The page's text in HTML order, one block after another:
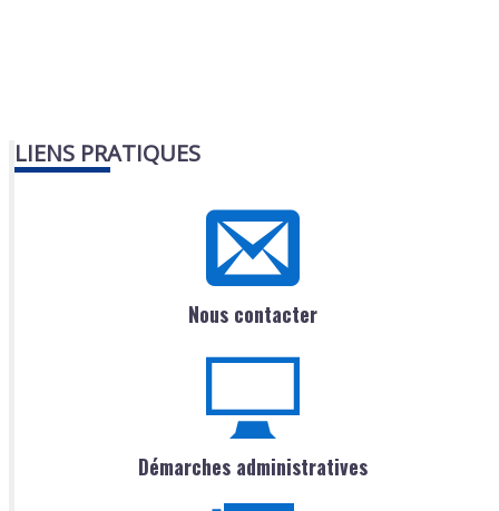
LIENS PRATIQUES
Nous contacter
Démarches administratives